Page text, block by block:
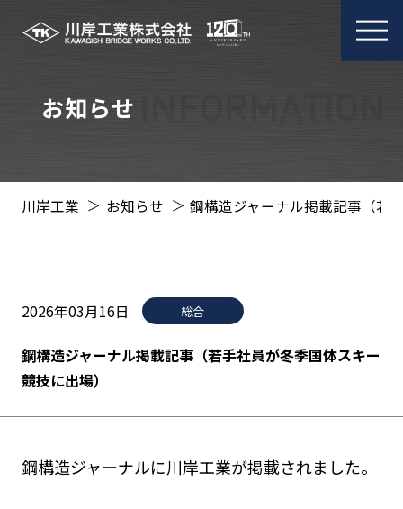
メ
お知らせ
川岸工業 お知らせ 鋼構造ジャーナル掲載記事（若
2026年03月16日 総合
鋼構造ジャーナル掲載記事（若手社員が冬季国体スキー
競技に出場）
鋼構造ジャーナルに川岸工業が掲載されました。